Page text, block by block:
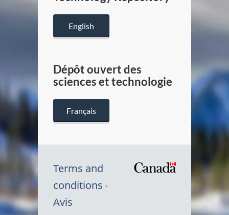
Canada
English
Dépôt ouvert des
sciences et technologie
Français
Terms and
conditions
Avis
Symbole